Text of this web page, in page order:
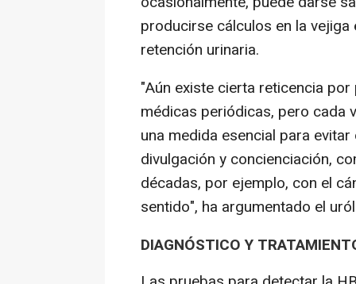
producirse cálculos en la
retención urinaria.
"Aún existe cierta reticencia
médicas periódicas, pero cada
una medida esencial para
divulgación y concienciación,
décadas, por ejemplo, con el
sentido", ha argumentado el
DIAGNÓSTICO Y